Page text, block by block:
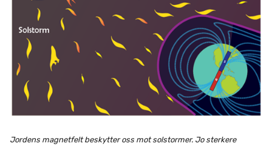
Jordens magnetfelt beskytter oss mot solstormer. Jo sterkere